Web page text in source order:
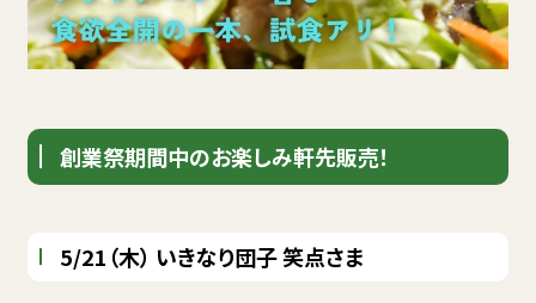
創業祭期間中のお楽しみ軒先販売！
5/21（木） いきなり団子 笑点さま